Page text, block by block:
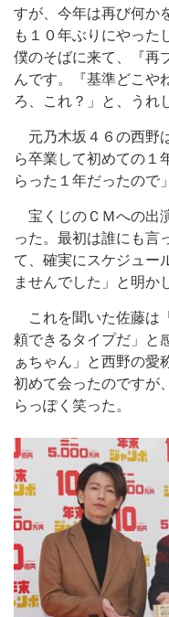
すが、今年は再び何か
も１０年ぶりにやった
僕のそばに来て、『再
んです。『基準どこや
ろ、これ？」と、うれ
元乃木坂４６の西野
ら卒業して初めての１
らった１年だったので
宝くじのＣＭへの出
った。最初は誰にも言
て、確実にスケジュー
ませんでした」と明か
これを聞いた佐藤は
頼できるタイプだ」と
ぁちゃん」と西野の愛
初めて会ったのですが
らっぽく笑った。